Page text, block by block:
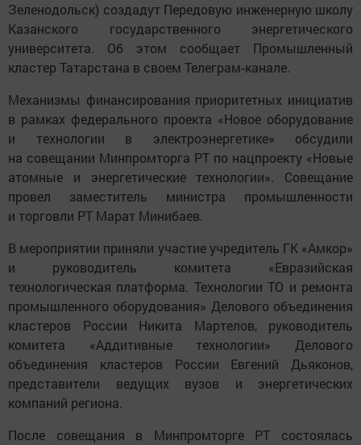
Зеленодольск) создадут Передовую инженерную школу
Казанского государственного энергетического
университета. Об этом сообщает Промышленный
кластер Татарстана в своем Телеграм‑канале.
Механизмы финансирования приоритетных инициатив
в рамках федерального проекта «Новое оборудование
и технологии в электроэнергетике» обсудили
на совещании Минпромторга РТ по нацпроекту «Новые
атомные и энергетические технологии». Совещание
провел заместитель министра промышленности
и торговли РТ Марат Минибаев.
В мероприятии приняли участие учредитель ГК «Амкор»
и руководитель комитета «Евразийская
технологическая платформа. Технологии ТО и ремонта
промышленного оборудования» Делового объединения
кластеров России Никита Мартелов, руководитель
комитета «Аддитивные технологии» Делового
объединения кластеров России Евгений Дьяконов,
представители ведущих вузов и энергетических
компаний региона.
После совещания в Минпромторге РТ состоялась